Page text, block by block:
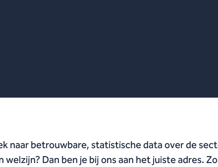
naar betrouwbare, statistische data over de
welzijn? Dan ben je bij ons aan het juiste adres. Zo